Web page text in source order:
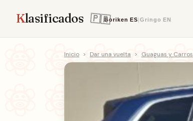
Klasificados Boriken ES|Gringo EN
Inicio > Dar una vuelta > Guaguas y Carros